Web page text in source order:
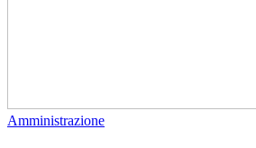
Amministrazione